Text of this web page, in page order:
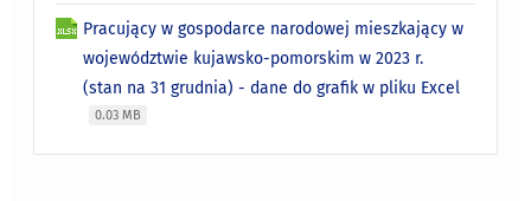
Pracujący w gospodarce narodowej mieszkający w
województwie kujawsko-pomorskim w 2023 r.
(stan na 31 grudnia) - dane do grafik w pliku Excel
0.03 MB